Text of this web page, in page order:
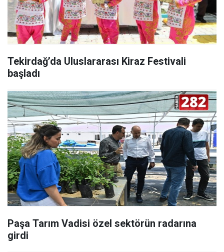
Tekirdağ’da Uluslararası Kiraz Festivali
başladı
Paşa Tarım Vadisi özel sektörün radarına
girdi